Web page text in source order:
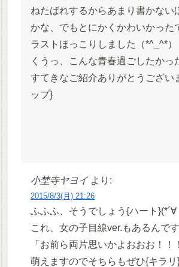
ねたばれするからあまり書かない
かな、でもとにかくかわいかった
ラストほっこりしました（*^_^*）
くうっ、こんな青春過ごしたかっ
すてきなご紹介ありがとうござい
ップ}
小埜寺ヤヨイ より:
2015/8/3(月) 21:26
ふふふ、そうでしょう{ハート}(*´∀
これ、女の子目線ver.もあるんで
「お前ら両片思いかよおおお！！
萌えますのでそちらもぜひ{キラリ